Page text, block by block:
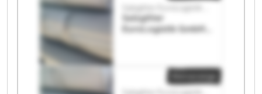
Salzgitter
EuroLogistik GmbH